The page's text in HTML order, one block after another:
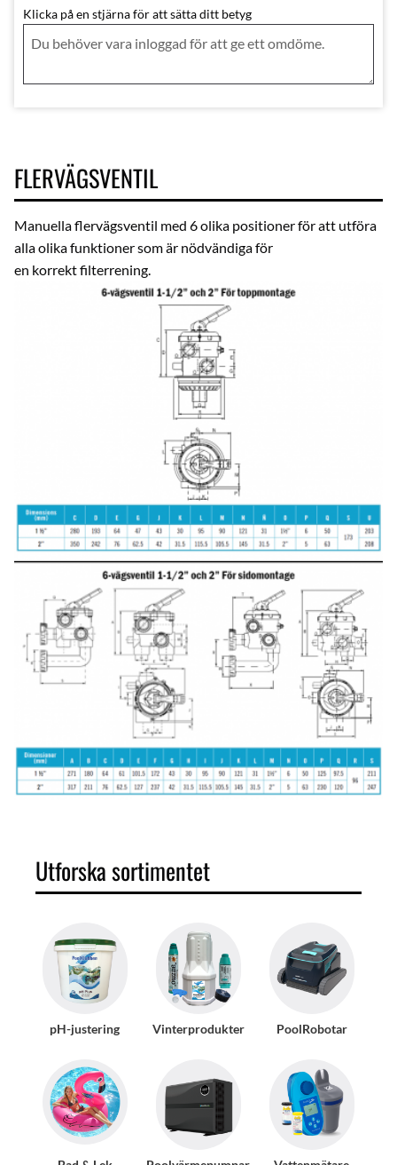
FLERVÄGSVENTIL
Manuella flervägsventil med 6 olika positioner för att utföra
alla olika funktioner som är nödvändiga för
en korrekt filterrening.
Klicka på en stjärna för att sätta ditt betyg
Utforska sortimentet
pH-justering Vinterprodukter PoolRobotar